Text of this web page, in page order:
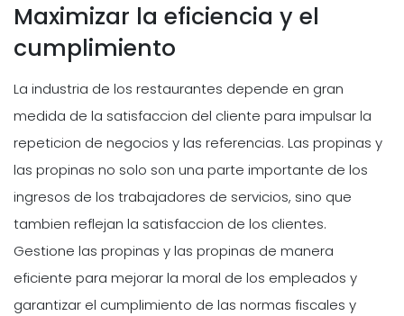
Maximizar la eficiencia y el
cumplimiento
La industria de los restaurantes depende en gran
medida de la satisfaccion del cliente para impulsar la
repeticion de negocios y las referencias. Las propinas y
las propinas no solo son una parte importante de los
ingresos de los trabajadores de servicios, sino que
tambien reflejan la satisfaccion de los clientes.
Gestione las propinas y las propinas de manera
eficiente para mejorar la moral de los empleados y
garantizar el cumplimiento de las normas fiscales y